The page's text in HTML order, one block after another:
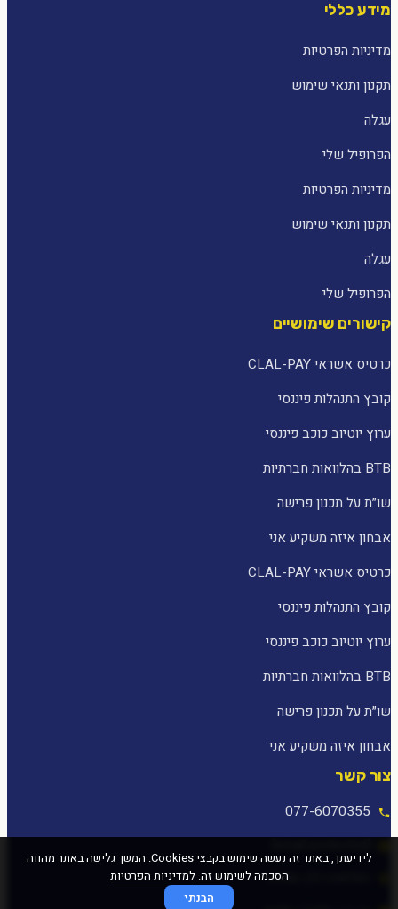
מידע כללי
מדיניות הפרטיות
תקנון ותנאי שימוש
עגלה
הפרופיל שלי
מדיניות הפרטיות
תקנון ותנאי שימוש
עגלה
הפרופיל שלי
קישורים שימושיים
כרטיס אשראי CLAL-PAY
קובץ התנהלות פיננסי
ערוץ יוטיוב כוכב פיננסי
BTB בהלוואות חברתיות
שו״ת על תכנון פרישה
אבחון איזה משקיע אני
כרטיס אשראי CLAL-PAY
קובץ התנהלות פיננסי
ערוץ יוטיוב כוכב פיננסי
BTB בהלוואות חברתיות
שו״ת על תכנון פרישה
אבחון איזה משקיע אני
צור קשר
077-6070355
לידיעתך, באתר זה נעשה שימוש בקבצי Cookies. המשך גלישה באתר מהווה
הסכמה לשימוש זה.למדיניות הפרטיות
הבנתי